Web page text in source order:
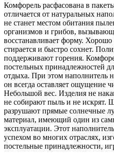
Комфорель расфасована в
отличается от натуральных
не станет местом обитания
организмов и грибов,
восстанавливает форму.
стирается и быстро сохнет.
поддерживают горения.
постельных принадлежностей
отдыха. При этом наполнитель
он всегда оставляет ощущение
Небольшой вес. Изделия не
не собирают пыль и не искрят.
разрушают прямые солнечные
материал, имеющий один из
эксплуатации. Этот
успехом во многих отраслях,
постельные принадлежности,